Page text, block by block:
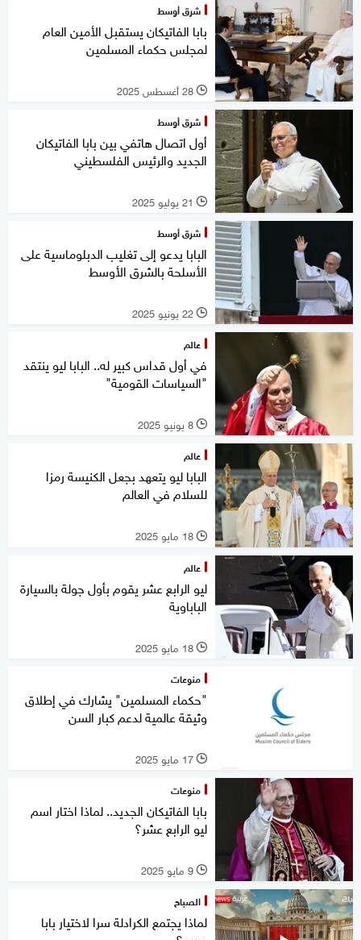
شرق أوسط
بابا الفاتيكان يستقبل الأمين العام
لمجلس حكماء المسلمين
l 28 أغسطس 2025
شرق أوسط
أول اتصال هاتفي بين بابا الفاتيكان
الجديد والرئيس الفلسطيني
l 21 يوليو 2025
شرق أوسط
البابا يدعو إلى تغليب الدبلوماسية على
الأسلحة بالشرق الأوسط
l 22 يونيو 2025
عالم
في أول قداس كبير له.. البابا ليو ينتقد
"السياسات القومية"
l 8 يونيو 2025
عالم
البابا ليو يتعهد بجعل الكنيسة رمزا
للسلام في العالم
l 18 مايو 2025
عالم
ليو الرابع عشر يقوم بأول جولة بالسيارة
الباباوية
l 18 مايو 2025
منوعات
"حكماء المسلمين" يشارك في إطلاق
وثيقة عالمية لدعم كبار السن
l 17 مايو 2025
منوعات
بابا الفاتيكان الجديد.. لماذا اختار اسم
ليو الرابع عشر؟
l 9 مايو 2025
الصباح
لماذا يجتمع الكرادلة سرا لاختيار بابا